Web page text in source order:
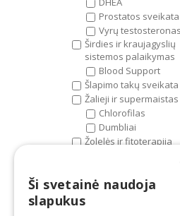
Prostatos sveikata
Vyrų testosteronas
Širdies ir kraujagyslių
sistemos palaikymas
Blood Support
Šlapimo takų sveikata
Žalieji ir supermaistas
Chlorofilas
Dumbliai
Žolelės ir fitoterapija
Vaistažolės
Žuvų taukai, linų
Ši svetainė naudoja
slapukus